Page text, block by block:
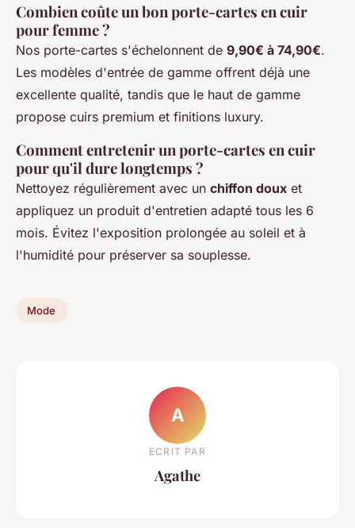
Combien coûte un bon porte-cartes en cuir
pour femme ?
Nos porte-cartes s'échelonnent de 9,90€ à 74,90€.
Les modèles d'entrée de gamme offrent déjà une
excellente qualité, tandis que le haut de gamme
propose cuirs premium et finitions luxury.
Comment entretenir un porte-cartes en cuir
pour qu'il dure longtemps ?
Nettoyez régulièrement avec un chiffon doux et
appliquez un produit d'entretien adapté tous les 6
mois. Évitez l'exposition prolongée au soleil et à
l'humidité pour préserver sa souplesse.
Mode
A
ECRIT PAR
Agathe